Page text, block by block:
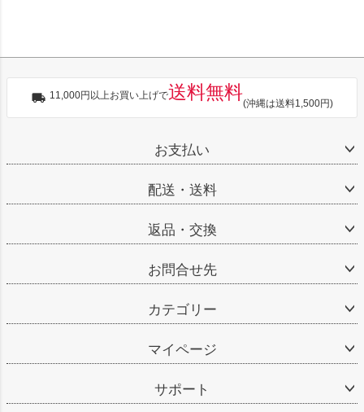
11,000円以上お買い上げで送料無料
(沖縄は送料1,500円)
お支払い
配送・送料
返品・交換
お問合せ先
カテゴリー
マイページ
サポート